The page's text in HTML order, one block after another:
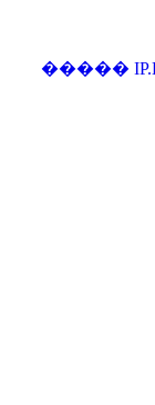
�����